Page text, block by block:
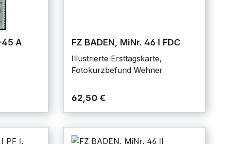
45 A
FZ BADEN, MiNr. 46 I FDC
Illustrierte Ersttagskarte,
Fotokurzbefund Wehner
62,50 €